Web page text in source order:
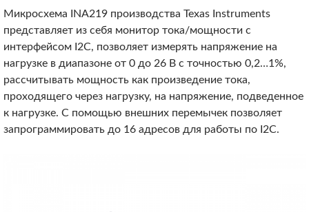
Микросхема INA219 производства Texas Instruments
представляет из себя монитор тока/мощности с
интерфейсом I2C, позволяет измерять напряжение на
нагрузке в диапазоне от 0 до 26 В с точностью 0,2…1%,
рассчитывать мощность как произведение тока,
проходящего через нагрузку, на напряжение, подведенное
к нагрузке. С помощью внешних перемычек позволяет
запрограммировать до 16 адресов для работы по I2C.